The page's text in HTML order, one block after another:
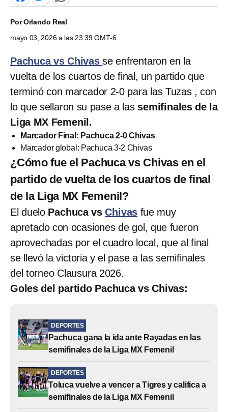
PorOrlando Real
mayo 03, 2026 a las 23:39 GMT-6
Pachuca vs Chivasse enfrentaron en la
vuelta de los cuartos de final, un partido que
terminó con marcador 2-0 para las Tuzas , con
lo que sellaron su pase a las semifinales de la
Liga MX Femenil.
Marcador Final: Pachuca 2-0 Chivas
Marcador global: Pachuca 3-2 Chivas
¿Cómo fue el Pachuca vs Chivas en el
partido de vuelta de los cuartos de final
de la Liga MX Femenil?
El duelo Pachuca vsChivas fue muy
apretado con ocasiones de gol, que fueron
aprovechadas por el cuadro local, que al final
se llevó la victoria y el pase a las semifinales
del torneo Clausura 2026.
Goles del partido Pachuca vs Chivas:
DEPORTES
Pachuca gana la ida ante Rayadas en las
semifinales de la Liga MX Femenil
DEPORTES
Toluca vuelve a vencer a Tigres y califica a
semifinales de la Liga MX Femenil